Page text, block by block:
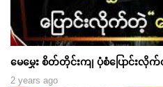
မေမွှေး စိတ်တိုင်းကျ ပုံစံပြောင်း
2 years ago